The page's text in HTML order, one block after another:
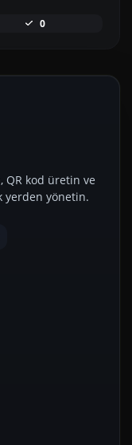
0
QR kod üretin ve
yerden yönetin.